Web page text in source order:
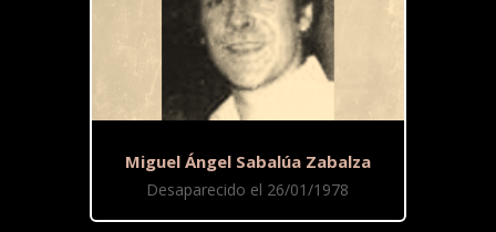
Miguel Ángel Sabalúa Zabalza
Desaparecido el 26/01/1978